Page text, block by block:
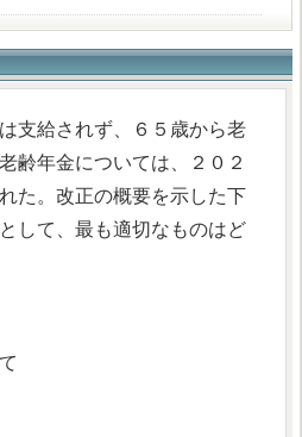
支給されず、６５歳から老
齢年金については、２０２
た。改正の概要を示した下
して、最も適切なものはど